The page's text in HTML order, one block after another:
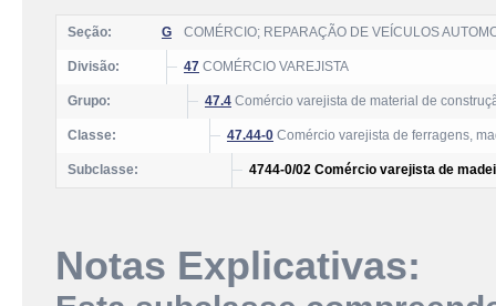
Seção: G COMÉRCIO; REPARAÇÃO DE VEÍCULOS
Divisão: 47 COMÉRCIO VAREJISTA
Grupo: 47.4 Comércio varejista de material de
Classe: 47.44-0 Comércio varejista de ferragens,
Subclasse: 4744-0/02 Comércio varejista de
Notas Explicativas: